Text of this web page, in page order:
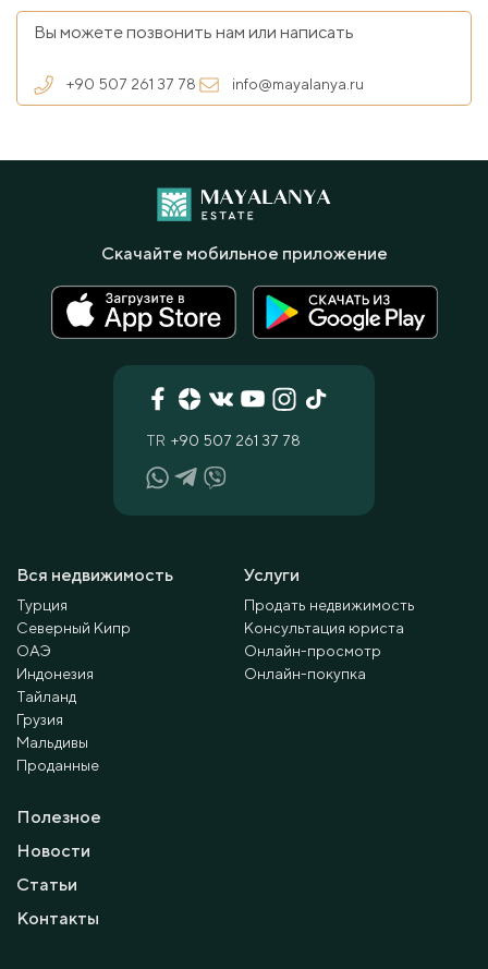
Вы можете позвонить нам или написать
+90 507 261 37 78 info@mayalanya.ru
Вся недвижимость
Турция
Северный Кипр
ОАЭ
Индонезия
Тайланд
Грузия
Мальдивы
Проданные
Услуги
Продать недвижимость
Консультация юриста
Онлайн-просмотр
Онлайн-покупка
Полезное
Новости
Статьи
Контакты
TR +90 507 261 37 78
Скачайте мобильное приложение